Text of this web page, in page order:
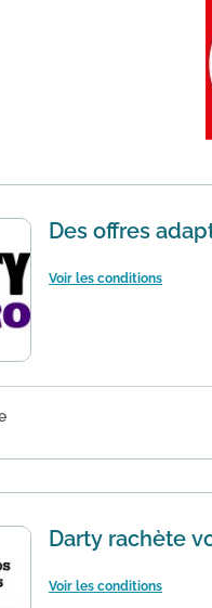
Des offres
Voir les conditions
à son site professionnel
Darty rachète
Voir les conditions